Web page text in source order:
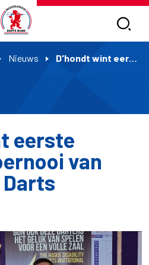
Nieuws D'hondt wint eerste paradartstoernooi van Dutch Open Darts
eerste
van
Darts